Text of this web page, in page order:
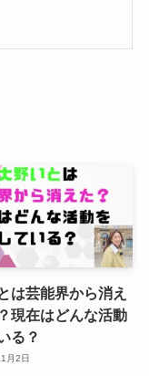
は芸能界から消え
現在はどんな活動
る？
月2日